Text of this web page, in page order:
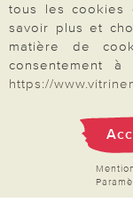
Droit de
Rétractation
Paiement
tous les cookies
savoir plus et
matière de
consentement
https://